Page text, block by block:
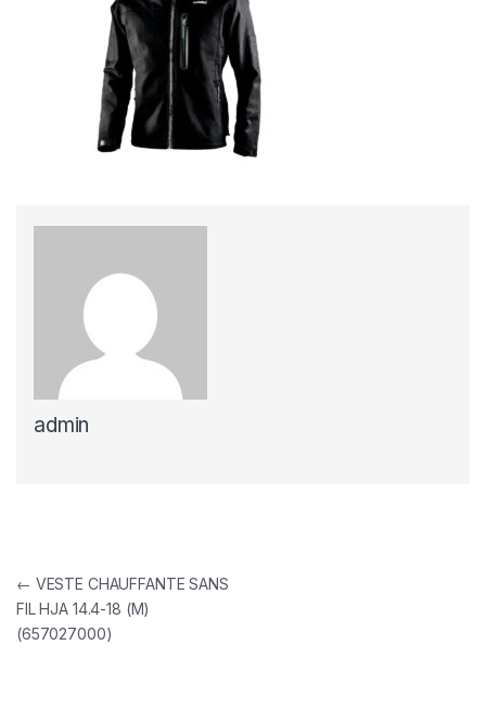
admin
Navigation de l’article
← VESTE CHAUFFANTE SANS
FIL HJA 14.4-18 (M)
(657027000)